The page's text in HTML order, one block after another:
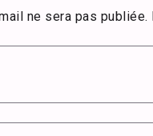
ne sera pas publiée.